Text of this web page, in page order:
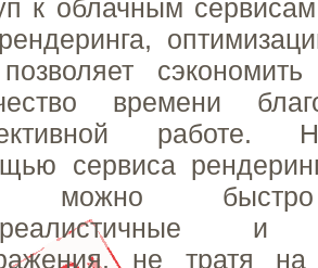
к облачным
сэкономить
времени
работе.
сервиса
можно быстро
и
не тратя